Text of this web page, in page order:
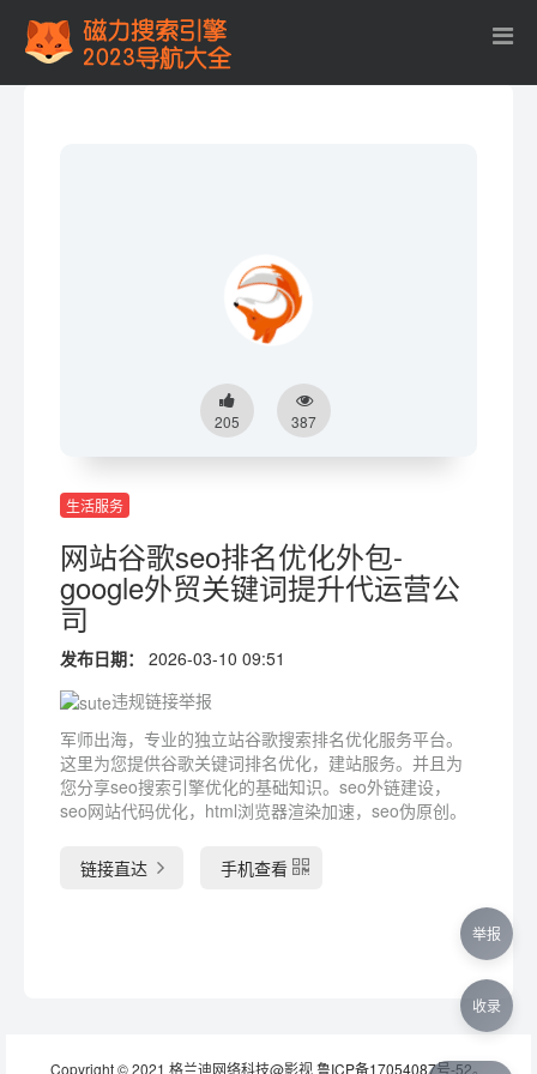
205 387
生活服务
网站谷歌seo排名优化外包-
google外贸关键词提升代运营公
司
发布日期：
2026-03-10 09:51
违规链接举报
军师出海，专业的独立站谷歌搜索排名优化服务平台。
这里为您提供谷歌关键词排名优化，建站服务。并且为
您分享seo搜索引擎优化的基础知识。seo外链建设，
seo网站代码优化，html浏览器渲染加速，seo伪原创。
链接直达 手机查看
Copyright © 2021 格兰迪网络科技@影视鲁ICP备17054087号-52。
举报
收录